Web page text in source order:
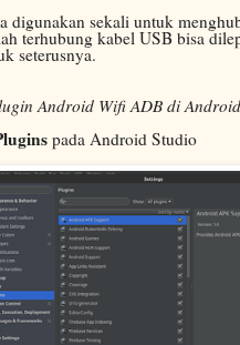
digunakan sekali untuk
terhubung kabel USB bisa
seterusnya.
Android Wifi ADB di
pada Android Studio